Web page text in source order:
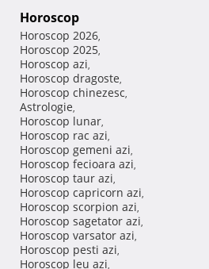
Horoscop
Horoscop 2026,
Horoscop 2025,
Horoscop azi,
Horoscop dragoste,
Horoscop chinezesc,
Astrologie,
Horoscop lunar,
Horoscop rac azi,
Horoscop gemeni azi,
Horoscop fecioara azi,
Horoscop taur azi,
Horoscop capricorn azi,
Horoscop scorpion azi,
Horoscop sagetator azi,
Horoscop varsator azi,
Horoscop pesti azi,
Horoscop leu azi,